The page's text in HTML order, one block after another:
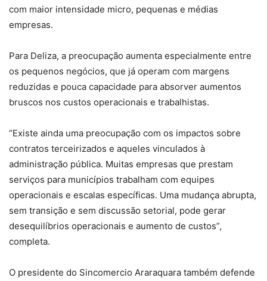
com maior intensidade micro, pequenas e médias
empresas.
Para Deliza, a preocupação aumenta especialmente entre
os pequenos negócios, que já operam com margens
reduzidas e pouca capacidade para absorver aumentos
bruscos nos custos operacionais e trabalhistas.
“Existe ainda uma preocupação com os impactos sobre
contratos terceirizados e aqueles vinculados à
administração pública. Muitas empresas que prestam
serviços para municípios trabalham com equipes
operacionais e escalas específicas. Uma mudança abrupta,
sem transição e sem discussão setorial, pode gerar
desequilíbrios operacionais e aumento de custos”,
completa.
O presidente do Sincomercio Araraquara também defende